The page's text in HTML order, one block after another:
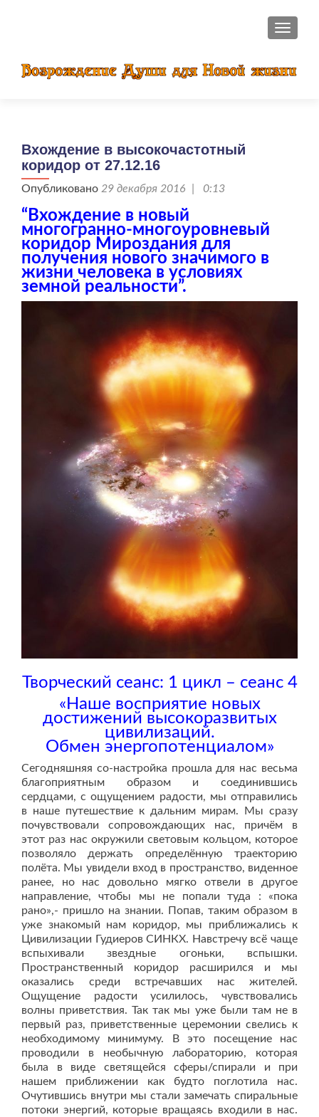
Вхождение в высокочастотный
коридор от 27.12.16
Опубликовано 29 декабря 2016 | 0:13
“Вхождение в новый
многогранно-многоуровневый
коридор Мироздания для
получения нового значимого в
жизни человека в условиях
земной реальности”.
Творческий сеанс: 1 цикл – сеанс 4
«Наше восприятие новых
достижений высокоразвитых
цивилизаций.
Обмен энергопотенциалом»
Сегодняшняя со-настройка прошла для нас весьма
благоприятным образом и соединившись
сердцами, с ощущением радости, мы отправились
в наше путешествие к дальним мирам. Мы сразу
почувствовали сопровождающих нас, причём в
этот раз нас окружили световым кольцом, которое
позволяло держать определённую траекторию
полёта. Мы увидели вход в пространство, виденное
ранее, но нас довольно мягко отвели в другое
направление, чтобы мы не попали туда : «пока
рано»,- пришло на знании. Попав, таким образом в
уже знакомый нам коридор, мы приближались к
Цивилизации Гудиеров СИНКХ. Навстречу всё чаще
вспыхивали звездные огоньки, вспышки.
Пространственный коридор расширился и мы
оказались среди встречавших нас жителей.
Ощущение радости усилилось, чувствовались
волны приветствия. Так так мы уже были там не в
первый раз, приветственные церемонии свелись к
необходимому минимуму. В это посещение нас
проводили в необычную лабораторию, которая
была в виде светящейся сферы/спирали и при
нашем приближении как будто поглотила нас.
Очутившись внутри мы стали замечать спиральные
потоки энергий, которые вращаясь входили в нас.